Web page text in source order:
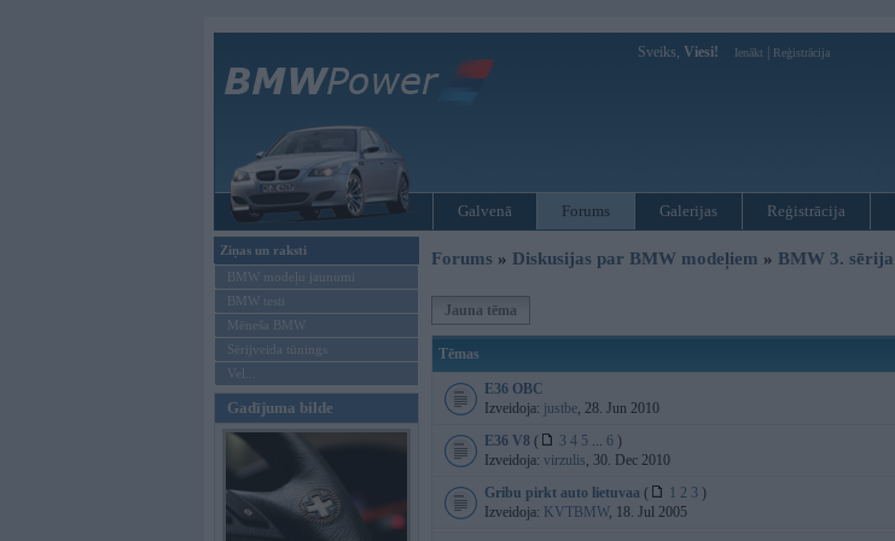
Sveiks, Viesi! Ienākt Reģistrācija
Galvenā Forums Galerijas Reģistrācija
Ziņas un raksti
BMW modeļu jaunumi
BMW testi
Mēneša BMW
Sērijveida tūnings
Vel...
Gadījuma bilde
Forums » Diskusijas par BMW modeļiem » BMW 3. sērija
Jauna tēma
Tēmas
E36 OBC
Izveidoja: justbe, 28. Jun 2010
E36 V8 ( 3 4 5 ... 6 )
Izveidoja: virzulis, 30. Dec 2010
Gribu pirkt auto lietuvaa ( 1 2 3 )
Izveidoja: KVTBMW, 18. Jul 2005